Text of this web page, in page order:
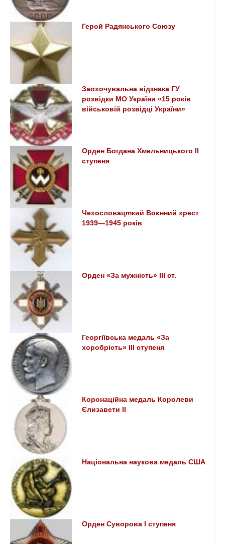
Герой Радянського Союзу
Заохочувальна відзнака ГУ
розвідки МО України «15 років
військовій розвідці України»
Орден Богдана Хмельницького ІІ
ступеня
Чехословацmкий Воєнний хрест
1939—1945 років
Орден «За мужність» III ст.
Георгіївська медаль «За
хоробрість» III ступеня
Коронаційна медаль Королеви
Єлизавети II
Національна наукова медаль США
Орден Суворова I ступеня